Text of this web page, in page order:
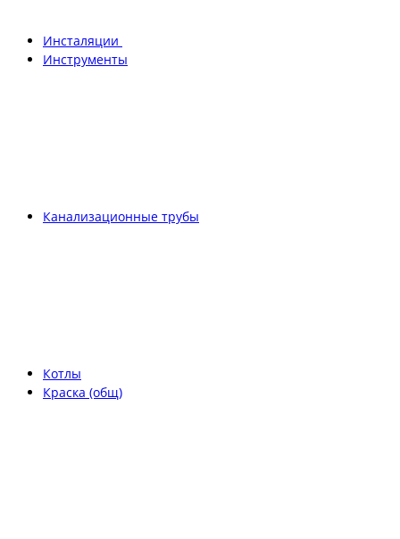
Инсталяции
Инструменты
Канализационные трубы
Котлы
Краска (общ)